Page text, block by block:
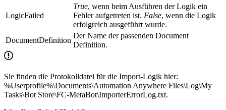
LogicFailed
True, wenn beim Ausführen der Logik ein
Fehler aufgetreten ist. False, wenn die Logik
erfolgreich ausgeführt wurde.
DocumentDefinition
Der Name der passenden Document
Definition.
Sie finden die Protokolldatei für die Import-Logik hier:
%Userprofile%\Documents\Automation Anywhere Files\Log\My
Tasks\Bot Store\FC-MetaBot\ImporterErrorLog.txt.